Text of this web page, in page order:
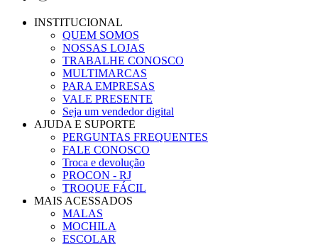
INSTITUCIONAL
QUEM SOMOS
NOSSAS LOJAS
TRABALHE CONOSCO
MULTIMARCAS
PARA EMPRESAS
VALE PRESENTE
Seja um vendedor digital
AJUDA E SUPORTE
PERGUNTAS FREQUENTES
FALE CONOSCO
Troca e devolução
PROCON - RJ
TROQUE FÁCIL
MAIS ACESSADOS
MALAS
MOCHILA
ESCOLAR